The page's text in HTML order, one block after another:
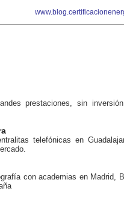
prestaciones, sin
telefónicas en
con academias en Madrid,